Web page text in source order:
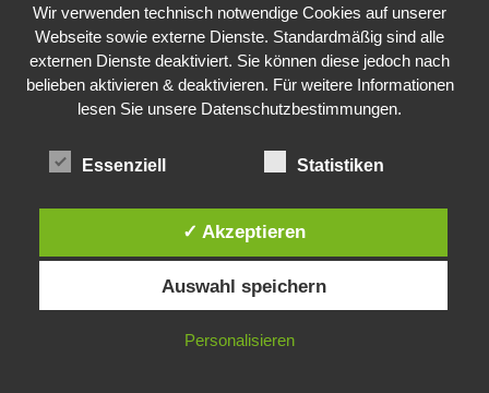
NEUSTE KOMMENTARE
JoyzuRazzia in der JVA Rheinbach
Razzia in der JVA Rheinbach
Razzia in der JVA Rheinbach
Razzia in der JVA Rheinbach
Diese Website verwendet Cookies. Durch die weitere Nutzung dieser
Website stimmst du der Verwendung von Cookies zu.
IN ORDNUNG
Wir verwenden technisch notwendige Cookies auf unserer
Webseite sowie externe Dienste. Standardmäßig sind alle
externen Dienste deaktiviert. Sie können diese jedoch nach
belieben aktivieren & deaktivieren. Für weitere Informationen
lesen Sie unsere Datenschutzbestimmungen.
Essenziell Statistiken
✓ Akzeptieren
Auswahl speichern
Personalisieren